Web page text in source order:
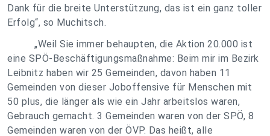
Dank für die breite Unterstützung, das ist ein ganz toller
Erfolg“, so Muchitsch.
„Weil Sie immer behaupten, die Aktion 20.000 ist
eine SPÖ-Beschäftigungsmaßnahme: Beim mir im Bezirk
Leibnitz haben wir 25 Gemeinden, davon haben 11
Gemeinden von dieser Joboffensive für Menschen mit
50 plus, die länger als wie ein Jahr arbeitslos waren,
Gebrauch gemacht. 3 Gemeinden waren von der SPÖ, 8
Gemeinden waren von der ÖVP. Das heißt, alle